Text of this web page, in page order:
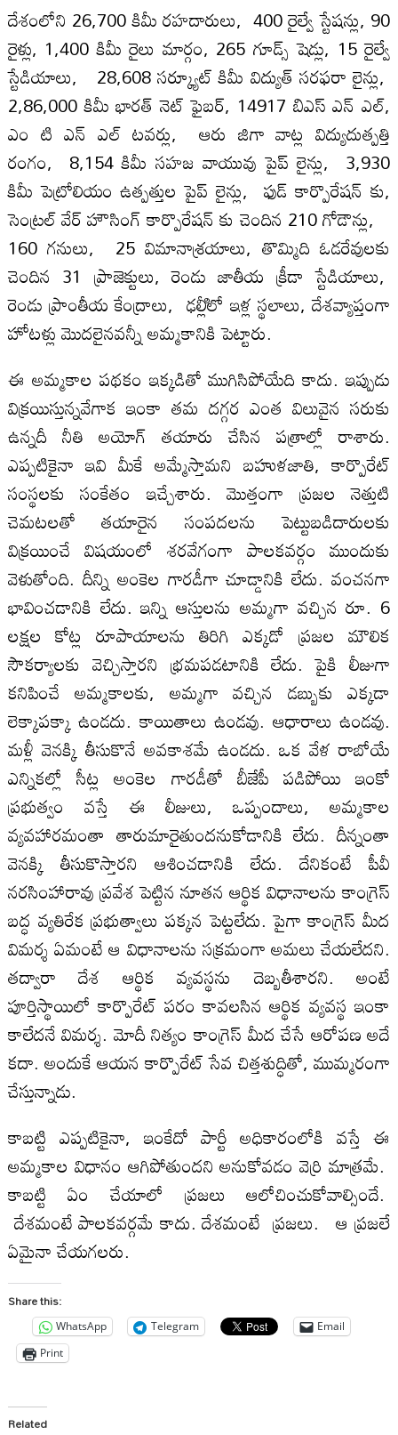
దేశంలోని 26,700 కిమీ రహదారులు, 400 రైల్వే స్టేషన్లు, 90
రైళ్లు, 1,400 కిమీ రైలు మార్గం, 265 గూడ్స్‌ షెడ్లు, 15 రైల్వే
స్టేడియాలు, 28,608 సర్క్యూట్‌ కిమీ విద్యుత్‌ సరఫరా లైన్లు,
2,86,000 కిమీ భారత్‌ నెట్‌ ఫైబర్‌, 14917 బిఎస్‌ ఎన్‌ ఎల్‌,
ఎం టి ఎన్‌ ఎల్‌ టవర్లు, ఆరు జిగా వాట్ల విద్యుదుత్పత్తి
రంగం, 8,154 కిమీ సహజ వాయువు పైప్‌ లైన్లు, 3,930
కిమీ పెట్రోలియం ఉత్పత్తుల పైప్‌ లైన్లు, ఫుడ్‌ కార్పొరేషన్‌ కు,
సెంట్రల్‌ వేర్‌ హౌసింగ్‌ కార్పొరేషన్‌ కు చెందిన 210 గోడౌన్లు,
160 గనులు, 25 విమానాశ్రయాలు, తొమ్మిది ఓడరేవులకు
చెందిన 31 ప్రాజెక్టులు, రెండు జాతీయ క్రీడా స్టేడియాలు,
రెండు ప్రాంతీయ కేంద్రాలు, ఢల్లీిలో ఇళ్ల స్థలాలు, దేశవ్యాప్తంగా
హోటళ్లు మొదలైనవన్నీ అమ్మకానికి పెట్టారు.
ఈ అమ్మకాల పథకం ఇక్కడితో ముగిసిపోయేది కాదు. ఇప్పుడు
విక్రయిస్తున్నవేగాక ఇంకా తమ దగ్గర ఎంత విలువైన సరుకు
ఉన్నదీ నీతి అయోగ్‌ తయారు చేసిన పత్రాల్లో రాశారు.
ఎప్పటికైనా ఇవి మీకే అమ్మేస్తామని బహుళజాతి, కార్పొరేట్‌
సంస్థలకు సంకేతం ఇచ్చేశారు. మొత్తంగా ప్రజల నెత్తుటి
చెమటలతో తయారైన సంపదలను పెట్టుబడిదారులకు
విక్రయించే విషయంలో శరవేగంగా పాలకవర్గం ముందుకు
వెళుతోంది. దీన్ని అంకెల గారడీగా చూడ్డానికి లేదు. వంచనగా
భావించడానికి లేదు. ఇన్ని ఆస్తులను అమ్మగా వచ్చిన రూ. 6
లక్షల కోట్ల రూపాయాలను తిరిగి ఎక్కడో ప్రజల మౌలిక
సౌకర్యాలకు వెచ్చిస్తారని భ్రమపడటానికి లేదు. పైకి లీజుగా
కనిపించే అమ్మకాలకు, అమ్మగా వచ్చిన డబ్బుకు ఎక్కడా
లెక్కాపక్కా ఉండదు. కాయితాలు ఉండవు. ఆధారాలు ఉండవు.
మళ్లీ వెనక్కి తీసుకొనే అవకాశమే ఉండదు. ఒక వేళ రాబోయే
ఎన్నికల్లో సీట్ల అంకెల గారడీతో బీజేపీ పడిపోయి ఇంకో
ప్రభుత్వం వస్తే ఈ లీజులు, ఒప్పందాలు, అమ్మకాల
వ్యవహారమంతా తారుమారైతుందనుకోడానికి లేదు. దీన్నంతా
వెనక్కి తీసుకొస్తారని ఆశించడానికి లేదు. దేనికంటే పీవీ
నరసింహారావు ప్రవేశ పెట్టిన నూతన ఆర్థిక విధానాలను కాంగ్రెస్‌
బద్ధ వ్యతిరేక ప్రభుత్వాలు పక్కన పెట్టలేదు. పైగా కాంగ్రెస్‌ మీద
విమర్శ ఏమంటే ఆ విధానాలను సక్రమంగా అమలు చేయలేదని.
తద్వారా దేశ ఆర్థిక వ్యవస్థను దెబ్బతీశారని. అంటే
పూర్తిస్థాయిలో కార్పొరేట్‌ పరం కావలసిన ఆర్థిక వ్యవస్థ ఇంకా
కాలేదనే విమర్శ. మోదీ నిత్యం కాంగ్రెస్‌ మీద చేసే ఆరోపణ అదే
కదా. అందుకే ఆయన కార్పొరేట్‌ సేవ చిత్తశుద్ధితో, ముమ్మరంగా
చేస్తున్నాడు.
కాబట్టి ఎప్పటికైనా, ఇంకేదో పార్టీ అధికారంలోకి వస్తే ఈ
అమ్మకాల విధానం ఆగిపోతుందని అనుకోవడం వెర్రి మాత్రమే.
కాబట్టి ఏం చేయాలో ప్రజలు ఆలోచించుకోవాల్సిందే.
దేశమంటే పాలకవర్గమే కాదు. దేశమంటే ప్రజలు. ఆ ప్రజలే
ఏమైనా చేయగలరు.
Share this:
WhatsApp Telegram
Email
Print
Related